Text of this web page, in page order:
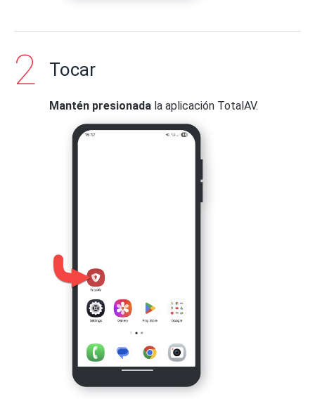
Tocar
Mantén presionada la aplicación TotalAV.